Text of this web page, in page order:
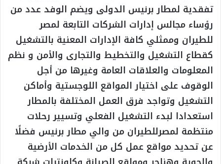
تفقدية لمطار برنيس الدولى ويضم الوفد عدد من
رؤساء مجالس إدارات الشركات التابعة لمصر
للطيران وممثلي كافة الإدارات المعنية بالتشغيل
كقطاع التشغيل والتخطيط والتجارى والأمن و نظم
المعلومات والعلاقات العامة وغيرها من أجل
الوقوف على اختيار المواقع اللوجستية وأماكن
التشغيل وتواجد فرق العمل المختلفة بالمطار
استعدادا لبدء التشغيل الفعلي وتسيير رحلات
منتظمة لمصرللطيران من والي مطار برنيس فضلًا
عن تحديد مواقع عمل كل من الخدمات الأرضية